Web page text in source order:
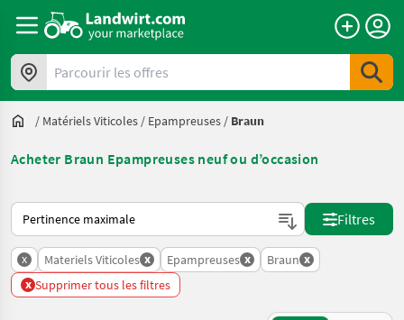
Parcourir les offres
/ Matériels Viticoles / Epampreuses / Braun
Acheter Braun Epampreuses neuf ou d’occasion
Voici comment les annonces sont triées sur Landwirt.com
Filtres
x Materiels Viticoles x Epampreuses x Braun x
x Supprimer tous les filtres